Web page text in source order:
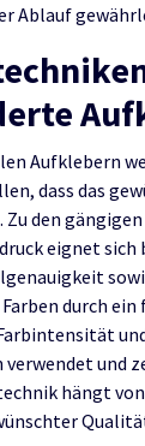
Ablauf
Aufklebern
dass das
den
eignet
durch
und
hängt